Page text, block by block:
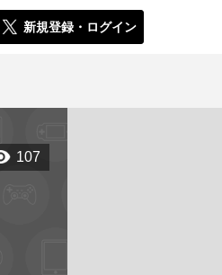
新規登録・ログイン
107